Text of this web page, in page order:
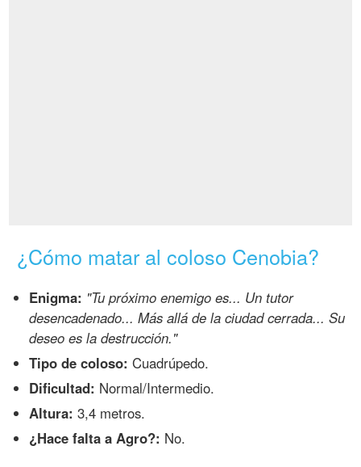
¿Cómo matar al coloso Cenobia?
Enigma: "Tu próximo enemigo es... Un tutor
desencadenado... Más allá de la ciudad cerrada... Su
deseo es la destrucción."
Tipo de coloso: Cuadrúpedo.
Dificultad: Normal/Intermedio.
Altura: 3,4 metros.
¿Hace falta a Agro?: No.